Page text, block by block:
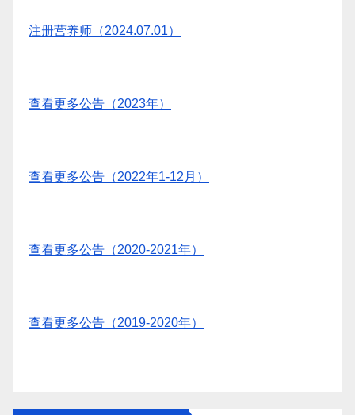
注册营养师（2024.07.01）
查看更多公告（2023年）
查看更多公告（2022年1-12月）
查看更多公告（2020-2021年）
查看更多公告（2019-2020年）